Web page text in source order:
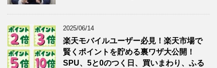
2025/06/14
楽天モバイルユーザー必見！楽天市場で
賢くポイントを貯める裏ワザ大公開！
SPU、5と0のつく日、買いまわり、ふる